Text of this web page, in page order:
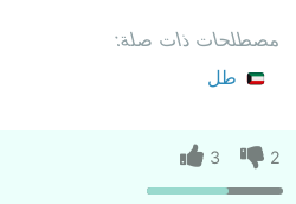
مصطلحات ذات صلة:
طل
2
3